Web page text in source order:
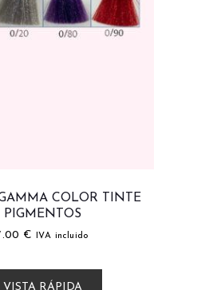
COLOR TINTE
PIGMENTOS
€ IVA incluido
VISTA RÁPIDA